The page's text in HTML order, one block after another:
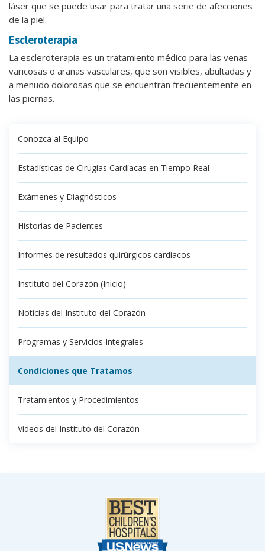
láser que se puede usar para tratar una serie de afecciones
de la piel.
Escleroterapia
La escleroterapia es un tratamiento médico para las venas
varicosas o arañas vasculares, que son visibles, abultadas y
a menudo dolorosas que se encuentran frecuentemente en
las piernas.
Conozca al Equipo
Estadísticas de Cirugías Cardíacas en Tiempo Real
Exámenes y Diagnósticos
Historias de Pacientes
Informes de resultados quirúrgicos cardíacos
Instituto del Corazón (Inicio)
Noticias del Instituto del Corazón
Programas y Servicios Integrales
Condiciones que Tratamos
Tratamientos y Procedimientos
Videos del Instituto del Corazón